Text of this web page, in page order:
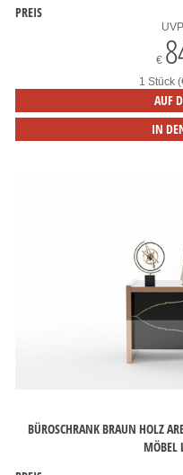
PREIS
€
1 Stück
AUF
IN
BÜROSCHRANK BRAUN HOLZ
MÖBEL